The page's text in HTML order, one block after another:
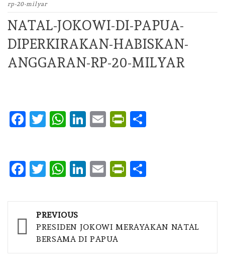
rp-20-milyar
NATAL-JOKOWI-DI-PAPUA-
DIPERKIRAKAN-HABISKAN-
ANGGARAN-RP-20-MILYAR
Facebook
Twitter
WhatsApp
LinkedIn
EmailPrintFriendly
Facebook
Twitter
WhatsApp
LinkedIn
EmailPrintFriendly
Post
navigation
PREVIOUS
PRESIDEN JOKOWI MERAYAKAN NATAL
BERSAMA DI PAPUA